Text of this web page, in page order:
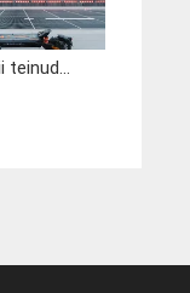
teinud...